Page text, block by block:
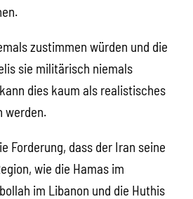
zustimmen würden und die
sie militärisch niemals
dies kaum als realistisches
werden.
Forderung, dass der Iran seine
wie die Hamas im
im Libanon und die Huthis